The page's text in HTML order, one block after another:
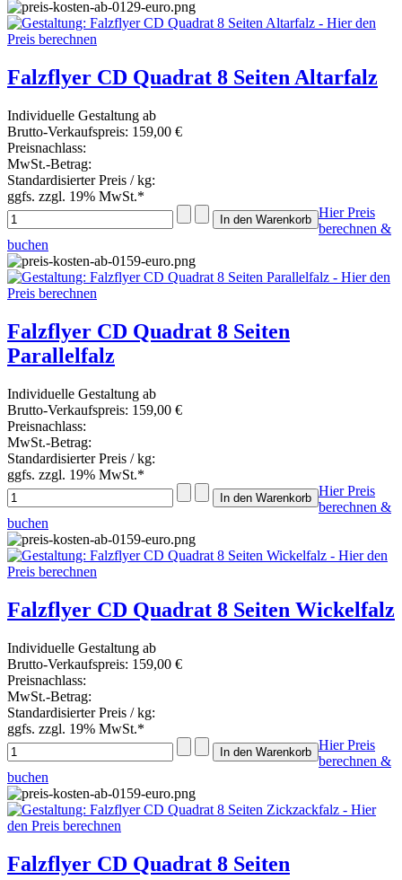
Falzflyer CD Quadrat 8 Seiten Altarfalz
Individuelle Gestaltung ab
Brutto-Verkaufspreis: 159,00 €
Preisnachlass:
MwSt.-Betrag:
Standardisierter Preis / kg:
ggfs. zzgl. 19% MwSt.*
Hier Preis
berechnen &
buchen
Falzflyer CD Quadrat 8 Seiten
Parallelfalz
Individuelle Gestaltung ab
Brutto-Verkaufspreis: 159,00 €
Preisnachlass:
MwSt.-Betrag:
Standardisierter Preis / kg:
ggfs. zzgl. 19% MwSt.*
Hier Preis
berechnen &
buchen
Falzflyer CD Quadrat 8 Seiten Wickelfalz
Individuelle Gestaltung ab
Brutto-Verkaufspreis: 159,00 €
Preisnachlass:
MwSt.-Betrag:
Standardisierter Preis / kg:
ggfs. zzgl. 19% MwSt.*
Hier Preis
berechnen &
buchen
Falzflyer CD Quadrat 8 Seiten